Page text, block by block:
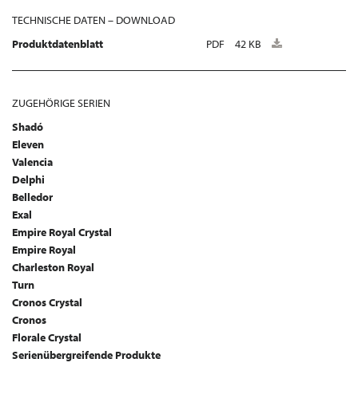
TECHNISCHE DATEN – DOWNLOAD
Produktdatenblatt
PDF 42 KB
ZUGEHÖRIGE SERIEN
Shadó
Eleven
Valencia
Delphi
Belledor
Exal
Empire Royal Crystal
Empire Royal
Charleston Royal
Turn
Cronos Crystal
Cronos
Florale Crystal
Serienübergreifende Produkte